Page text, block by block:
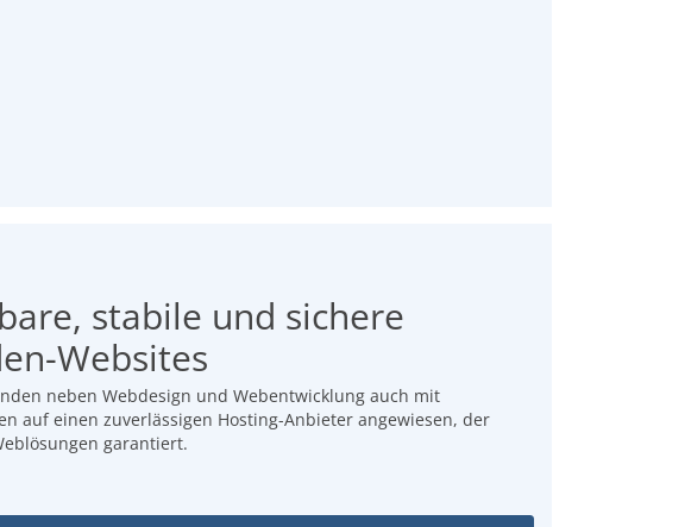
stabile und sichere
Websites
neben Webdesign und Webentwicklung auch mit
auf einen zuverlässigen Hosting-Anbieter angewiesen, der
garantiert.